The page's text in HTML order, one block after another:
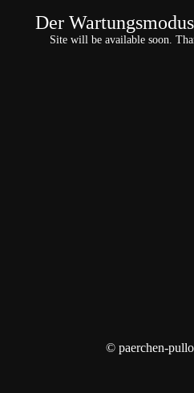
Der
Site will be available soon.
© paerchen-